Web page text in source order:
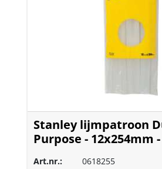
Stanley lijmpatroon
Purpose - 12x254mm
Art.nr.:
0618255